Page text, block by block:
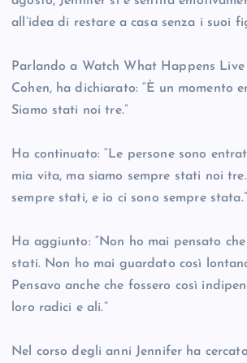
all’idea di restare a casa senza i suoi
Parlando a Watch What Happens
Cohen, ha dichiarato: “È un momento
Siamo stati noi tre.”
Ha continuato: “Le persone sono
mia vita, ma siamo sempre stati noi
sempre stati, e io ci sono sempre stata.”
Ha aggiunto: “Non ho mai pensato
stati. Non ho mai guardato così
Pensavo anche che fossero così
loro radici e ali.”
Nel corso degli anni Jennifer ha